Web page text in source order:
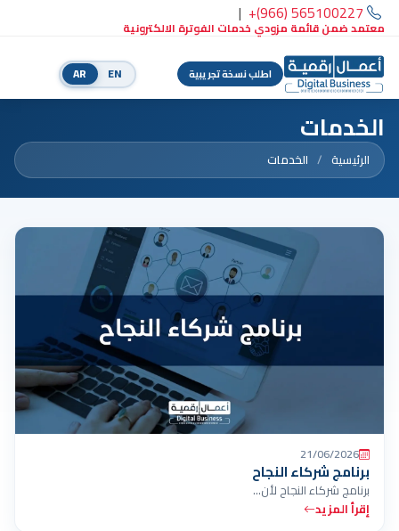
+(966) 565100227
|
معتمد ضمن قائمة مزودي خدمات الفوترة الالكترونية
اطلب نسخة تجريبية EN
AR
الخدمات
الرئيسية الخدمات
21/06/2026
برنامج شركاء النجاح
برنامج شركاء النجاح لأن…
إقرأ المزيد